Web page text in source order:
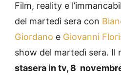
Film, reality e
del martedì sera con
Giordano e Giovanni
show del martedì sera. Il
stasera in tv, 8